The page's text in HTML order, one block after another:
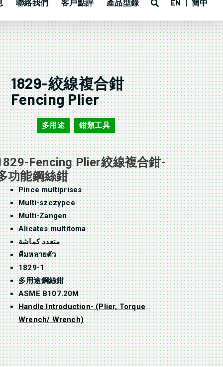
聯絡我們 客戶點評 產品型錄 EN 簡中
1829-絞線複合鉗
Fencing Plier
1829 多用途 , 鉗類工具
Fencing Plier絞線複合鉗-
功能鋼絲鉗
Pince multiprises
Multi-szczypce
Multi-Zangen
Alicates multitoma
متعدد كماشة
คีมหลายตัว
1829-1
多用途鋼絲鉗
ASME B107.20M
Handle Introduction- (Plier, Torque
Wrench/ Wrench)